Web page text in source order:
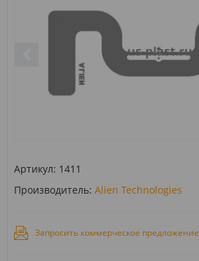
Артикул: 1411
Производитель: Alien Technologies
Запросить коммерческое предложение